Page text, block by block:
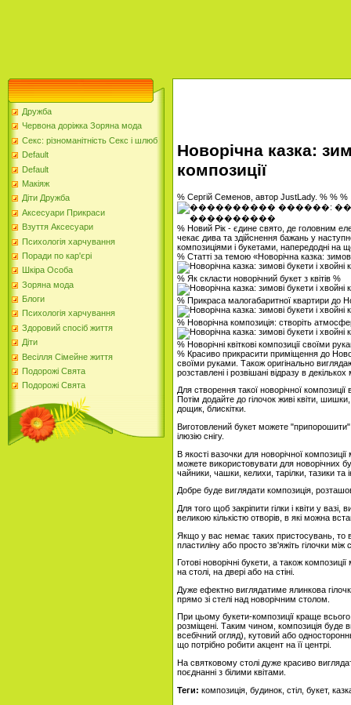
Дружба
Червона доріжка Зоряна мода
Секс: різноманітність Секс і шлюб
Default
Default
Макіяж
Діти Дружба
Аксесуари Прикраси
Взуття Аксесуари
Психологія харчування
Поради по кар'єрі
Шкіра Особа
Зоряна мода
Блоги
Психологія харчування
Здоровий спосіб життя
Діти
Весілля Сімейне життя
Подорожі Свята
Подорожі Свята
Новорічна казка:
композиції
% Сергій Семенов, автор JustLady. % % %
% Новий Рік - єдине свято, де головним
чекає дива та здійснення бажань у
композиціями і букетами, напередодні на
% Статті за темою «Новорічна казка:
% Як скласти новорічний букет з квітів %
% Прикраса малогабаритної квартири до
% Новорічна композиція: створіть
% Новорічні квіткові композиції своїми
% Красиво прикрасити приміщення до
своїми руками. Також оригінально
розставлені і розвішані відразу в
Для створення такої новорічної
Потім додайте до гілочок живі квіти,
дощик, блискітки.
Виготовлений букет можете
ілюзію снігу.
В якості вазочки для новорічної
можете використовувати для новорічних
чайники, чашки, келихи, тарілки, тазики та
Добре буде виглядати композиція,
Для того щоб закріпити гілки і квіти у
великою кількістю отворів, в які можна
Якщо у вас немає таких пристосувань, то
пластиліну або просто зв'яжіть гілочки між
Готові новорічні букети, а також
на столі, на двері або на стіні.
Дуже ефектно виглядатиме ялинкова
прямо зі стелі над новорічним столом.
При цьому букети-композиції краще
розміщені. Таким чином, композиція буде
всебічний огляд), кутовий або
що потрібно робити акцент на її центрі.
На святковому столі дуже красиво
поєднанні з білими квітами.
Теги: композиція, будинок, стіл, букет,